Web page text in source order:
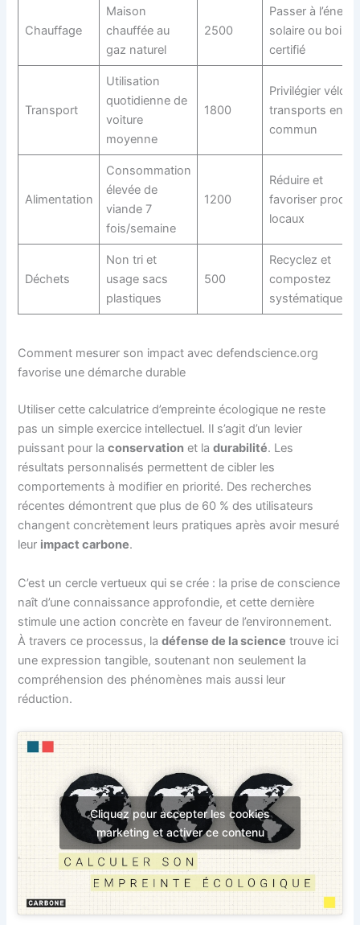
Chauffage
Maison
chauffée au
gaz naturel
2500
Passer à
solaire ou bois
certifié
Transport
Utilisation
quotidienne de
voiture
moyenne
1800
Privilégier vélo
transports en
commun
Alimentation
Consommation
élevée de
viande 7
fois/semaine
1200
Réduire et
favoriser
locaux
Déchets
Non tri et
usage sacs
plastiques
500
Recyclez et
compostez
Comment mesurer son impact avec defendscience.org
favorise une démarche durable
Utiliser cette calculatrice d’empreinte écologique ne reste
pas un simple exercice intellectuel. Il s’agit d’un levier
puissant pour laconservation et ladurabilité. Les
résultats personnalisés permettent de cibler les
comportements à modifier en priorité. Des recherches
récentes démontrent que plus de 60 % des utilisateurs
changent concrètement leurs pratiques après avoir mesuré
leur impact carbone.
C’est un cercle vertueux qui se crée : la prise de conscience
naît d’une connaissance approfondie, et cette dernière
stimule une action concrète en faveur de l’environnement.
À travers ce processus, ladéfense de la science trouve ici
une expression tangible, soutenant non seulement la
compréhension des phénomènes mais aussi leur
réduction.
Cliquez pour accepter les cookies
marketing et activer ce contenu